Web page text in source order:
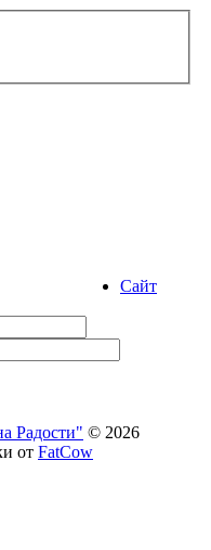
Сайт
Радости" © 2026
от FatCow